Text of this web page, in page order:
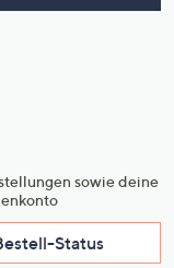
sowie deine
Status